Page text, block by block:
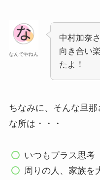
なんでやねん
中村加奈
向き合い
たよ！
ちなみに、そんな旦
な所は・・・
いつもプラス思考
周りの人、家族を